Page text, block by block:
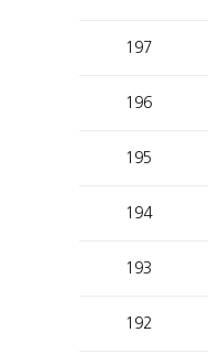
197
196
195
194
193
192